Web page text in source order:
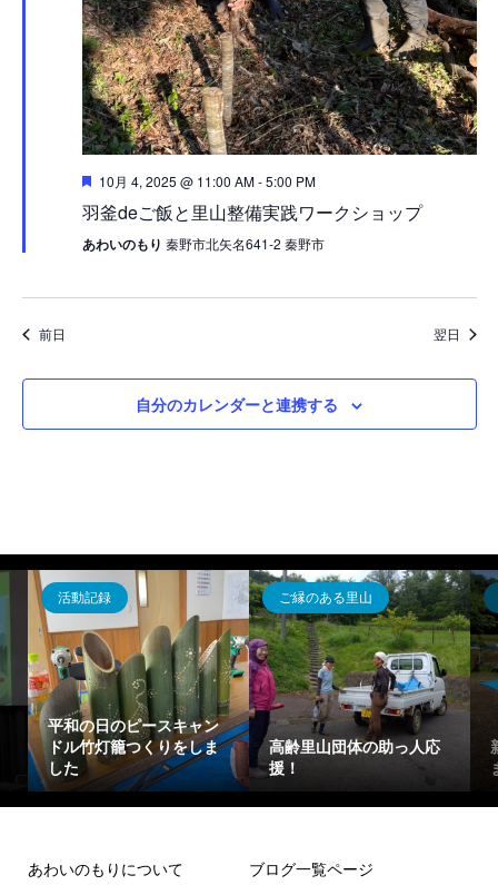
注
10月 4, 2025 @ 11:00 AM-5:00 PM
羽釜deご飯と里山整備実践ワークショップ
あわいのもり 秦野市北矢名641-2 秦野市
前日 翌日
自分のカレンダーと連携する
活動記録
平和の日のピースキャン
ドル竹灯籠つくりをしま
した
ご縁のある里山
高齢里山団体の助っ人応
援！
あわいのもりについて ブログ一覧ページ